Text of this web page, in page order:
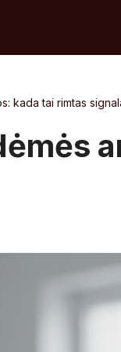
kada tai rimtas